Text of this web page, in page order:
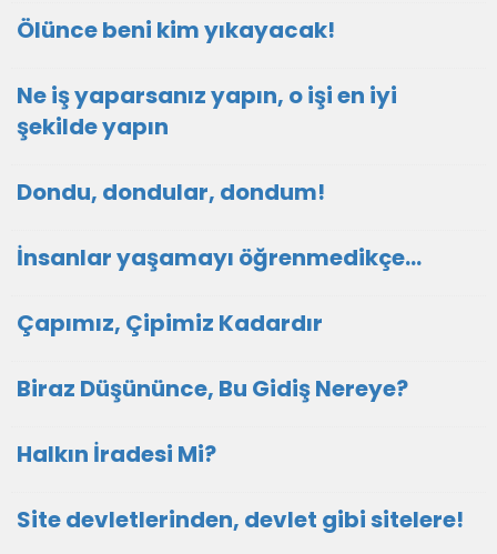
Ölünce beni kim yıkayacak!
Ne iş yaparsanız yapın, o işi en iyi
şekilde yapın
Dondu, dondular, dondum!
İnsanlar yaşamayı öğrenmedikçe...
Çapımız, Çipimiz Kadardır
Biraz Düşününce, Bu Gidiş Nereye?
Halkın İradesi Mi?
Site devletlerinden, devlet gibi sitelere!